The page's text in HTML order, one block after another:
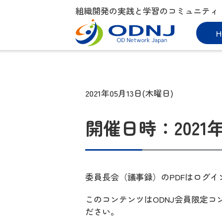
組織開発の実践と学習のコミュニティ
2021年05月13日(木曜日)
開催日時：
委員長会（議事録）のPDFはログ
このコンテンツはODNJ会員限定
ださい。